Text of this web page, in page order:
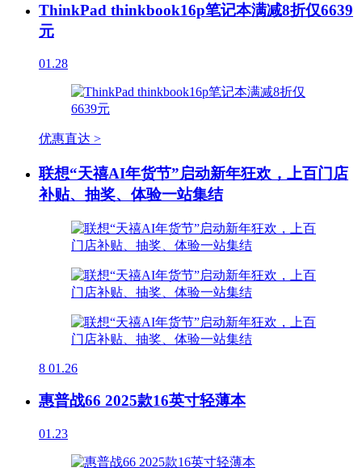
ThinkPad thinkbook16p笔记本满减8折仅6639
元
01.28
优惠直达 >
联想“天禧AI年货节”启动新年狂欢，上百门店
补贴、抽奖、体验一站集结
8 01.26
惠普战66 2025款16英寸轻薄本
01.23